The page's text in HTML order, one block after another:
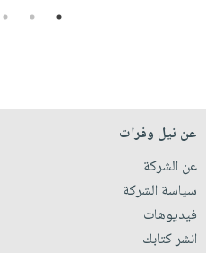
1
2
3
عن نيل وفرات
عن الشركة
سياسة الشركة
فيديوهات
انشر كتابك